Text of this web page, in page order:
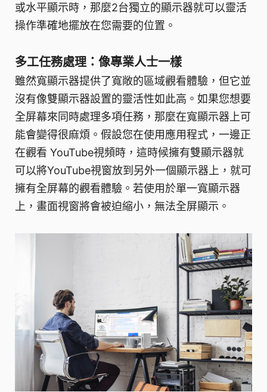
或水平顯示時，那麼2台獨立的顯示器就可以靈活
操作準確地擺放在您需要的位置。
多工任務處理：像專業人士一樣
雖然寬顯示器提供了寬敞的區域觀看體驗，但它並
沒有像雙顯示器設置的靈活性如此高。如果您想要
全屏幕來同時處理多項任務，那麼在寬顯示器上可
能會變得很麻煩。假設您在使用應用程式，一邊正
在觀看 YouTube視頻時，這時候擁有雙顯示器就
可以將YouTube視窗放到另外一個顯示器上，就可
擁有全屏幕的觀看體驗。若使用於單一寬顯示器
上，畫面視窗將會被迫縮小，無法全屏顯示。